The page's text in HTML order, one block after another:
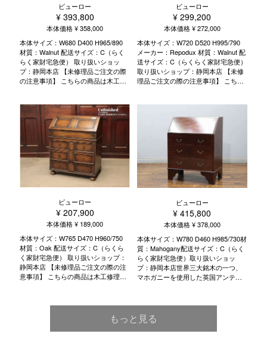
ものもございます。 静岡本店・東京
目黒店へお気軽にお問い合わせくだ
さいませ。 こちらのビューローのご
類 選ぶポイント 使い方 活用術 修理
のポイント お手入れ方法
ビューロー
¥ 393,800
本体価格 ¥ 358,000
本体サイズ：W680 D400 H965/890
材質：Walnut 配送サイズ：C（らく
らく家財宅急便） 取り扱いショッ
プ：静岡本店 【未修理品ご注文の際
の注意事項】 こちらの商品は木工修
ンティークの風合いは残し活かしな
がら、古い塗装・汚れなど下地を調
整して再塗装いたします。 木工修
理・塗装修理には3から5週間程度い
ただいております。 生地の張替や塗
装色の変更、また通常工程以外の特
殊リペア・加工などをご希望の場合
は別途ご相談ください。 ※その際、
追加料金が発生する場合がございま
来ないものもございます。 静岡本
店・東京目黒店へお気軽にお問い合
わせくださいませ。 こちらのビュー
物語 種類 選ぶポイント 使い方 活用
術 修理のポイント お手入れ方法
ビューロー
¥ 299,200
本体価格 ¥ 272,000
本体サイズ：W720 D520 H995/790
メーカー：Repodux 材質：Walnut 配
送サイズ：C（らくらく家財宅急便）
取り扱いショップ：静岡本店 【未修
理品ご注文の際の注意事項】 こちら
残し活かしながら、古い塗装・汚れ
など下地を調整して再塗装いたしま
す。 木工修理・塗装修理には3から5
週間程度いただいております。 生地
の張替や塗装色の変更、また通常工
程以外の特殊リペア・加工などをご
希望の場合は別途ご相談ください。
※その際、追加料金が発生する場合が
修理が出来ないものもございます。
静岡本店・東京目黒店へお気軽にお
問い合わせくださいませ。 こちらの
歴史と物語 種類 選ぶポイント 使い
方 活用術 修理のポイント お手入れ
方法
ビューロー
¥ 207,900
本体価格 ¥ 189,000
本体サイズ：W765 D470 H960/750
材質：Oak 配送サイズ：C（らくら
く家財宅急便） 取り扱いショップ：
静岡本店 【未修理品ご注文の際の注
意事項】 こちらの商品は木工修理・
ークの風合いは残し活かしながら、
古い塗装・汚れなど下地を調整して
再塗装いたします。 木工修理・塗装
修理には3から5週間程度いただいて
ビューロー
¥ 415,800
本体価格 ¥ 378,000
本体サイズ：W780 D460 H985/730材
質：Mahogany配送サイズ：C（らく
らく家財宅急便）取り扱いショッ
プ：静岡本店世界三大銘木の一つ、
マホガニーを使用した英国アンティ
級木材とされていました。今では天
然木の伐採や取引が制限されている
ため、希少な木材でもあります。こ
ちらのビューローのご案内 ビューロ
もっと見る